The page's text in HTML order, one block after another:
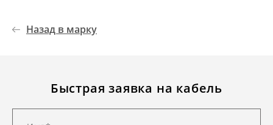
Назад в марку
Быстрая заявка на кабель